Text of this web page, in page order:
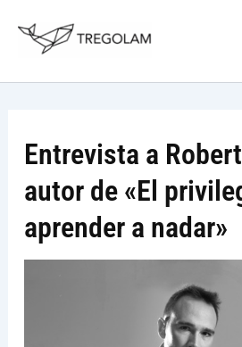
Entrevista a
autor de «El
aprender a nadar»